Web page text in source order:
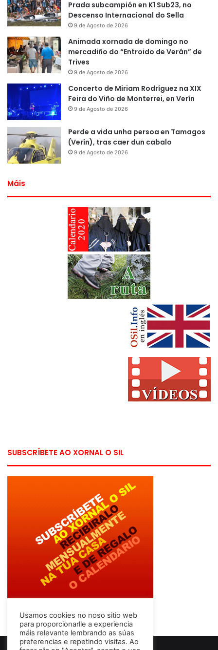
Prada subcampión en K1 Sub23, no
Descenso Internacional do Sella
9 de Agosto de 2026
Animada xornada de domingo no
mercadiño do “Entroido de Verán” de
Trives
9 de Agosto de 2026
Concerto de Miriam Rodríguez na XIX
Feira do Viño de Monterrei, en Verín
9 de Agosto de 2026
Perde a vida unha persoa en Tamagos
(Verín), tras caer dun cabalo
9 de Agosto de 2026
Máis
SUBSCRÍBETE AO XORNAL O SIL
Usamos cookies no noso sitio web
para proporcionarlle a experiencia
máis relevante lembrando as súas
preferencias e repetindo visitas. Ao